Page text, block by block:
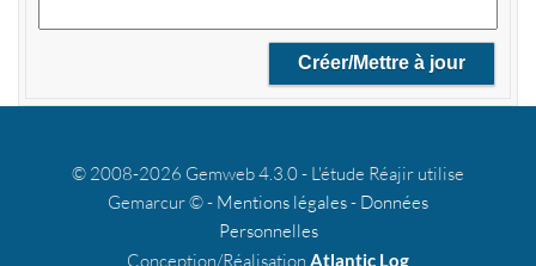
© 2008-2026 Gemweb 4.3.0 - L'étude Réajir utilise
Gemarcur © - Mentions légales- Données
Personnelles
Conception/Réalisation Atlantic Log